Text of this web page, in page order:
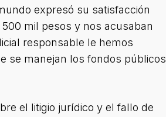
expresó su satisfacción
mil pesos y nos acusaban
responsable le hemos
se manejan los fondos públicos
el litigio jurídico y el fallo de